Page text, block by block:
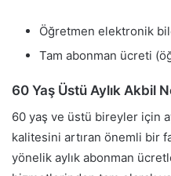
Öğretmen elektronik
Tam abonman ücreti
60 Yaş Üstü Aylık Akbil
60 yaş ve üstü bireyler için
kalitesini artıran önemli bir
yönelik aylık abonman